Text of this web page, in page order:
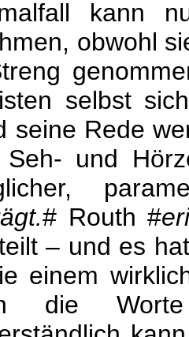
kann
obwohl
selbst
seine Rede
Seh- und
# Routh #
– und es
einem
die